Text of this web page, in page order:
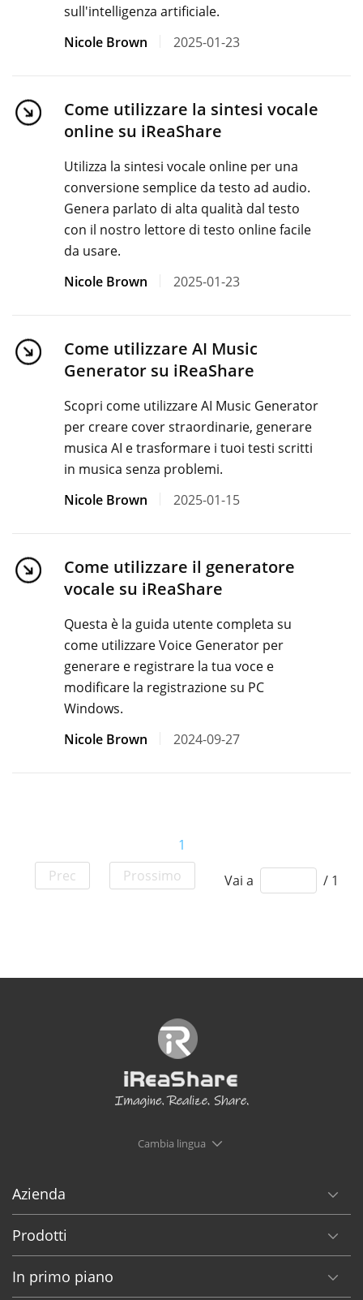
sull'intelligenza artificiale.
Nicole Brown
2025-01-23
Come utilizzare la sintesi vocale
online su iReaShare
Utilizza la sintesi vocale online per una
conversione semplice da testo ad audio.
Genera parlato di alta qualità dal testo
con il nostro lettore di testo online facile
da usare.
Nicole Brown
2025-01-23
Come utilizzare AI Music
Generator su iReaShare
Scopri come utilizzare AI Music Generator
per creare cover straordinarie, generare
musica AI e trasformare i tuoi testi scritti
in musica senza problemi.
Nicole Brown
2025-01-15
Come utilizzare il generatore
vocale su iReaShare
Questa è la guida utente completa su
come utilizzare Voice Generator per
generare e registrare la tua voce e
modificare la registrazione su PC
Windows.
Nicole Brown
2024-09-27
Prec
1
Prossimo
Vai a / 1
Cambia lingua
Azienda
Prodotti
In primo piano